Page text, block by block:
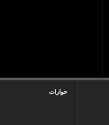
حوارات